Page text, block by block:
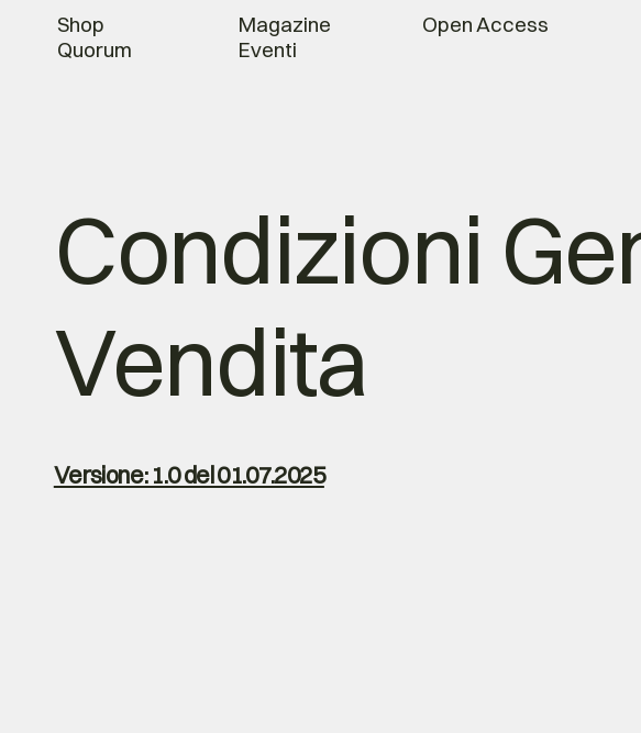
Magazine
Eventi
Shop
Quorum
Open Access
Condizioni
Vendita
Versione: 1.0 del 01.07.2025